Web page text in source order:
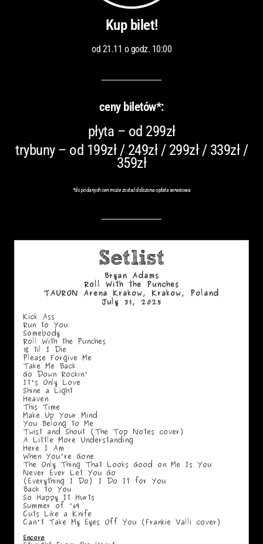
Kup bilet!
od 21.11 o godz. 10:00
ceny biletów*:
płyta – od 299zł
trybuny – od 199zł / 249zł / 299zł / 339zł /
359zł
*do podanych cen może zostać doliczona opłata serwisowa